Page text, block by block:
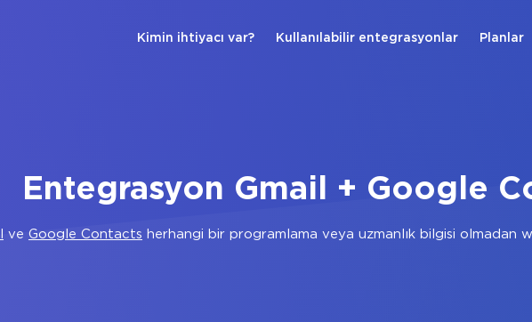
Kimin ihtiyacı var? Kullanılabilir entegrasyonlar Planlar
Entegrasyon Gmail + Google
ve Google Contacts herhangi bir programlama veya uzmanlık bilgisi olmadan